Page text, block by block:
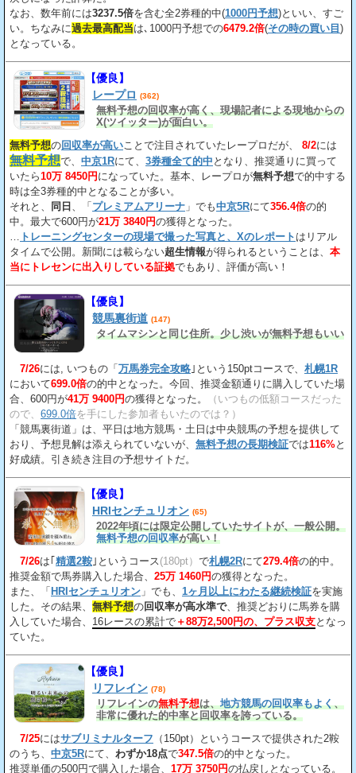
なお、数年前には3237.5倍を含む全2券種的中(1000円予想)といい、すご
い。ちなみに過去最高配当は､1000円予想での6479.2倍(その時の買い目 )
となっている。
【優良】
レープロ (362)
無料予想の回収率が高く、現場記者による現地からの
X(ツイッター)が面白い。
無料予想の回収率が高いことで注目されていたレープロだが、 8/2には
無料予想で、 中京1Rにて、 3券種全て的中 となり、推奨通りに買って
いたら10万 8450円 になっていた。基本、レープロが無料予想で的中する
時は全3券種的中となることが多い。
それと、
同日 、「 プレミアムアリーナ 」でも中京5Rにて356.4倍の的
中。最大で600円が21万 3840円の獲得となった。
… トレーニングセンターの現場で撮った写真と、Xのレポート はリアル
タイムで公開。新聞には載らない超生情報が得られるということは、 本
当にトレセンに出入りしている証拠でもあり、評価が高い！
【優良】
競馬裏街道 (147)
タイムマシンと同じ住所。少し渋いが無料予想もいい
7/26には, いつもの「 万馬券完全攻略 ｣という150ptコースで、 札幌1R
において699.0倍の的中となった。今回、推奨金額通りに購入していた場
合、600円が41万 9400円の獲得となった。
（いつもの低額コースだった
ので、 699.0倍を手にした参加者もいたのでは？）
「競馬裏街道」は、平日は地方競馬・土日は中央競馬の予想を提供して
おり、予想見解は添えられていないが、 無料予想の長期検証では116%と
好成績。引き続き注目の予想サイトだ。
【優良】
HRIセンチュリオン (65)
2022年頃には限定公開していたサイトが、一般公開。
無料予想の回収率が高い！
7/26は｢ 精選2鞍 ｣というコース(180pt） で札幌2Rにて279.4倍の的中。
推奨金額で馬券購入した場合、 25万 1460円の獲得となった。
また、「 HRIセンチュリオン 」でも、 1ヶ月以上にわたる継続検証を実施
した。その結果、 無料予想の回収率が高水準で、推奨どおりに馬券を購
入していた場合、 16レースの累計で ＋88万2,500円の、プラス収支となっ
ていた。
【優良】
リフレイン (78)
リフレインの無料予想は、地方競馬の回収率もよく、
非常に優れた的中率と回収率を誇っている。
7/25にはサブリミナルターフ （150pt）というコースで提供された2鞍
のうち、 中京5Rにて、 わずか18点で347.5倍の的中となった。
推奨単価の500円で購入した場合、 17万 3750円の払戻しとなっている。